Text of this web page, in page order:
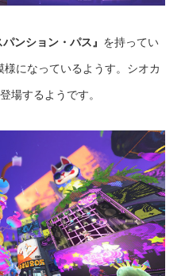
ンション・パス』 を持ってい
になっているようす。シオカ
場するようです。